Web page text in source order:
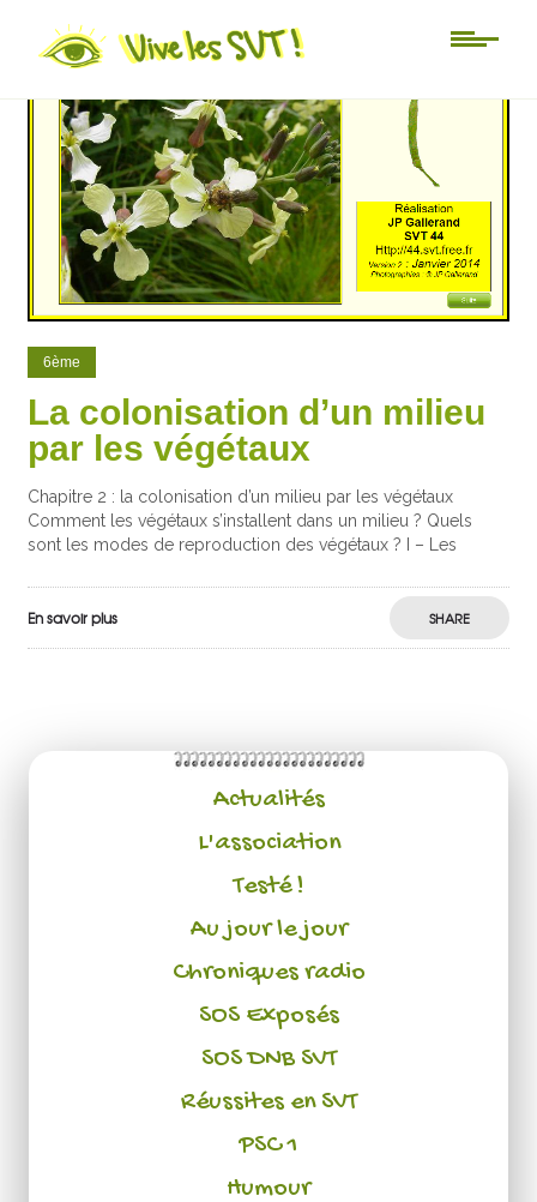
6ème
La colonisation d’un milieu
par les végétaux
Chapitre 2 : la colonisation d’un milieu par les végétaux
Comment les végétaux s’installent dans un milieu ? Quels
sont les modes de reproduction des végétaux ? I – Les
En savoir plus SHARE
Actualités
L'association
Testé !
Au jour le jour
Chroniques radio
SOS Exposés
SOS DNB SVT
Réussites en SVT
PSC 1
Humour